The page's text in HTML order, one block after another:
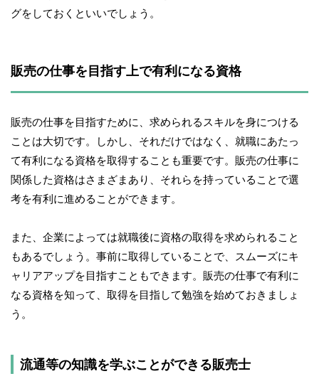
グをしておくといいでしょう。
販売の仕事を目指す上で有利になる資格
販売の仕事を目指すために、求められるスキルを身につける
ことは大切です。しかし、それだけではなく、就職にあたっ
て有利になる資格を取得することも重要です。販売の仕事に
関係した資格はさまざまあり、それらを持っていることで選
考を有利に進めることができます。
また、企業によっては就職後に資格の取得を求められること
もあるでしょう。事前に取得していることで、スムーズにキ
ャリアアップを目指すこともできます。販売の仕事で有利に
なる資格を知って、取得を目指して勉強を始めておきましょ
う。
流通等の知識を学ぶことができる販売士